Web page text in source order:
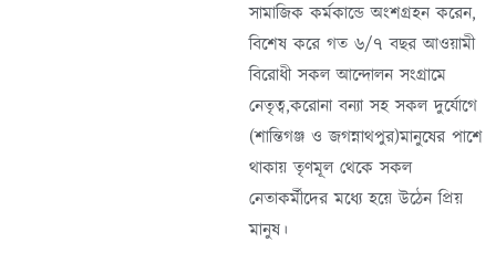
সামাজিক কর্মকান্ডে অংশগ্রহন করেন,
বিশেষ করে গত ৬/৭ বছর আওয়ামী
বিরোধী সকল আন্দোলন সংগ্রামে
নেতৃত্ব,করোনা বন‍্যা সহ সকল দুর্যোগে
(শান্তিগঞ্জ ও জগন্নাথপুর)মানুষের পাশে
থাকায় তৃণমূল থেকে সকল
নেতাকর্মীদের মধ্যে হয়ে উঠেন প্রিয়
মানুষ।